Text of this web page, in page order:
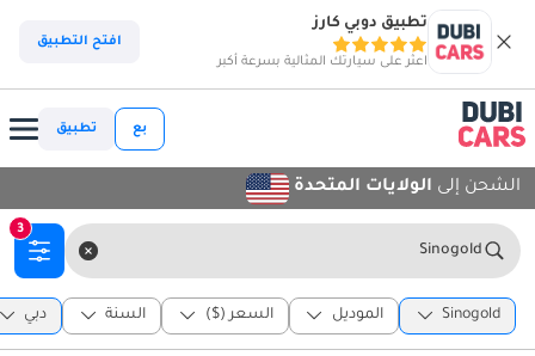
تطبيق دوبي كارز
اعثر على سيارتك المثالية بسرعة أكبر
افتح التطبيق
بع تطبيق
الشحن إلى الولايات المتحدة
Sinogold
3
Sinogold الموديل السعر ($) السنة دبي